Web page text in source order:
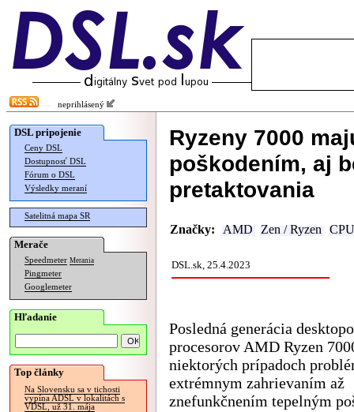
neprihlásený
DSL pripojenie
Ceny DSL
Dostupnosť DSL
Fórum o DSL
Výsledky meraní
Satelitná mapa SR
Merače
Speedmeter Merania
Pingmeter
Googlemeter
Hľadanie
Top články
Na Slovensku sa v tichosti
vypína ADSL v lokalitách s
VDSL, už 31. mája
Ryzeny 7000
poškodením, aj
pretaktovania
Značky: AMD Zen / Ryzen CPU
DSL.sk, 25.4.2023
Posledná generácia
procesorov AMD Ryzen
niektorých prípadoch
extrémnym zahrievaním až
znefunkčnením tepelným